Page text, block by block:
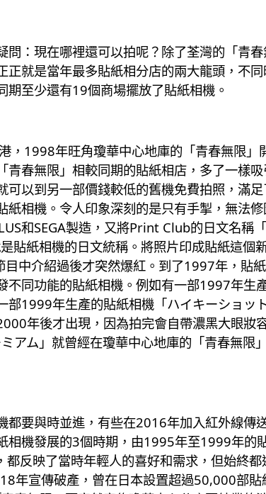
問：現在哪裡還可以拍呢？除了荃灣的「青
正就是當年最多貼紙相分店的兩大龍頭，不
至少還有19個商場擺放了貼紙相機。
，1998年旺角瓊華中心地庫的「青春無限
春無限」相較同期的貼紙相店，多了一樣
可以到另一部價錢較低的舊機免費拍照，滿
相機。令人印象深刻的是只有手掣，無法
和SEGA製造，又將Print Club的日文名稱
紙相機的日文統稱。將照片印成貼紙這個
中介紹過後才突然爆紅。到了1997年，貼
不同功能的貼紙相機。例如有一部1997年生
1999年生產的貼紙相機「ハイキーショッ
年後才出現，因為拍完會自帶濃黑大眼妝
アム」就曾經在瓊華中心地庫的「青春無限
都要與時並進，有些在2016年加入紅外線傳
機發展的3個時期，由1995年至1999年的
反映了當時年輕人的喜好和需求，但始終
年宣傳破產，曾在日本設置超過50,000部